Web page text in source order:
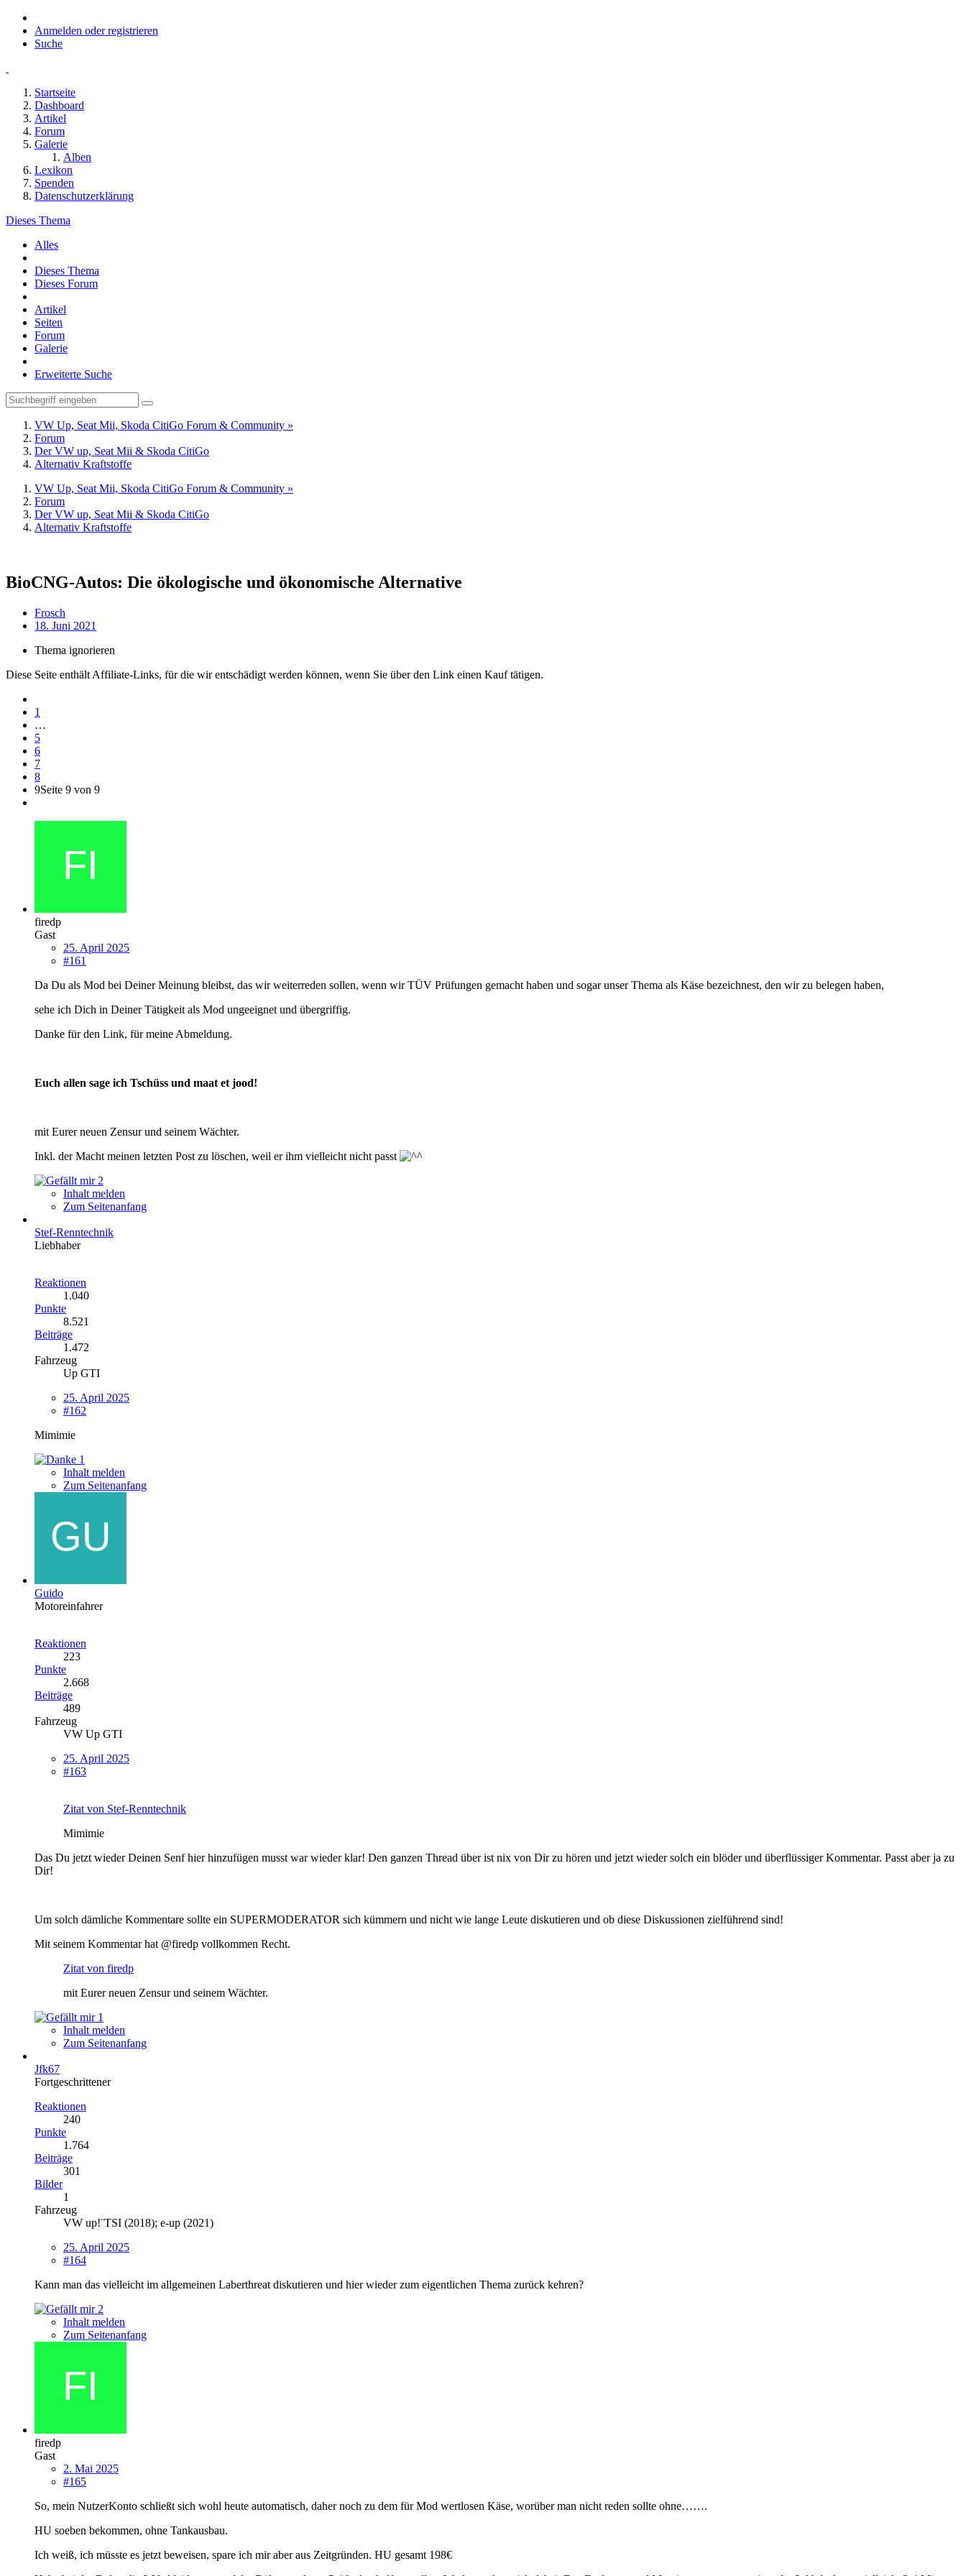
Anmelden oder registrieren
Suche
Startseite
Dashboard
Artikel
Forum
Galerie
Alben
Lexikon
Spenden
Datenschutzerklärung
Dieses Thema
Alles
Dieses Thema
Dieses Forum
Artikel
Seiten
Forum
Galerie
Erweiterte Suche
VW Up, Seat Mii, Skoda CitiGo Forum & Community »
Forum
Der VW up, Seat Mii & Skoda CitiGo
Alternativ Kraftstoffe
VW Up, Seat Mii, Skoda CitiGo Forum & Community »
Forum
Der VW up, Seat Mii & Skoda CitiGo
Alternativ Kraftstoffe
BioCNG-Autos: Die ökologische und ökonomische Alternative
Frosch
18. Juni 2021
Thema ignorieren
Diese Seite enthält Affiliate-Links, für die wir entschädigt werden können, wenn Sie über den Link einen Kauf tätigen.
1
…
5
6
7
8
9Seite 9 von 9
firedp
Gast
25. April 2025
#161
Da Du als Mod bei Deiner Meinung bleibst, das wir weiterreden sollen, wenn wirTÜV Prüfungen gemacht haben und sogar unser Thema als Käse bezeichnest, den wir zu belegen haben,
sehe ich Dich in Deiner Tätigkeit als Mod ungeeignet und übergriffig.
Danke für den Link, für meine Abmeldung.
Euch allen sage ich Tschüss und maat et jood!
mit Eurer neuen Zensur und seinem Wächter.
Inkl. der Macht meinen letzten Post zu löschen, weil er ihm vielleicht nicht passt
2
Inhalt melden
Zum Seitenanfang
Stef-Renntechnik
Liebhaber
Reaktionen
1.040
Punkte
8.521
Beiträge
1.472
Fahrzeug
Up GTI
25. April 2025
#162
Mimimie
1
Inhalt melden
Zum Seitenanfang
Guido
Motoreinfahrer
Reaktionen
223
Punkte
2.668
Beiträge
489
Fahrzeug
VW Up GTI
25. April 2025
#163
Zitat von Stef-Renntechnik
Mimimie
Das Du jetzt wieder Deinen Senf hier hinzufügen musst war wieder klar! Den ganzen Thread über ist nix von Dir zu hören und jetzt wieder solch ein blöder und überflüssiger Kommentar. Passt aber ja zu
Dir!
Um solch dämliche Kommentare sollte ein SUPERMODERATOR sich kümmern und nicht wie lange Leute diskutieren und ob diese Diskussionen zielführend sind!
Mit seinem Kommentar hat @firedp vollkommen Recht.
Zitat von firedp
mit Eurer neuen Zensur und seinem Wächter.
1
Inhalt melden
Zum Seitenanfang
Jfk67
Fortgeschrittener
Reaktionen
240
Punkte
1.764
Beiträge
301
Bilder
1
Fahrzeug
VW up!¨TSI (2018); e-up (2021)
25. April 2025
#164
Kann man das vielleicht im allgemeinen Laberthreat diskutieren und hier wieder zum eigentlichen Thema zurück kehren?
2
Inhalt melden
Zum Seitenanfang
firedp
Gast
2. Mai 2025
#165
So, mein NutzerKonto schließt sich wohl heute automatisch, daher noch zu dem für Mod wertlosen Käse, worüber man nicht reden sollte ohne…….
HU soeben bekommen, ohne Tankausbau.
Ich weiß, ich müsste es jetzt beweisen, spare ich mir aber aus Zeitgründen. HU gesamt 198€